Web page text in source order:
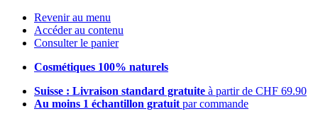
Revenir au menu
Accéder au contenu
Consulter le panier
Cosmétiques 100% naturels
Suisse : Livraison standard gratuite à partir de CHF 69.90
Au moins 1 échantillon gratuit par commande